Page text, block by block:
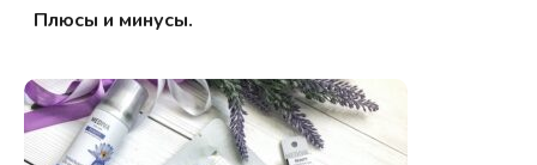
Плюсы и минусы.